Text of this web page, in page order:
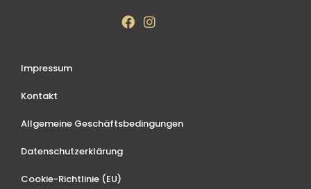
Impressum
Kontakt
Allgemeine Geschäftsbedingungen
Datenschutzerklärung
Cookie-Richtlinie (EU)